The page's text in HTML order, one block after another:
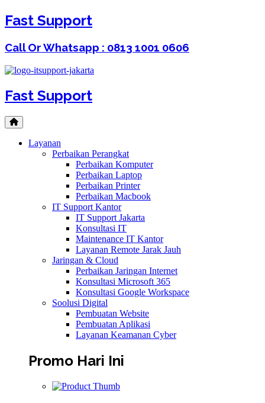
Fast Support
Call Or Whatsapp : 0813 1001 0606
Fast Support
Layanan
Perbaikan Perangkat
Perbaikan Komputer
Perbaikan Laptop
Perbaikan Printer
Perbaikan Macbook
IT Support Kantor
IT Support Jakarta
Konsultasi IT
Maintenance IT Kantor
Layanan Remote Jarak Jauh
Jaringan & Cloud
Perbaikan Jaringan Internet
Konsultasi Microsoft 365
Konsultasi Google Workspace
Soolusi Digital
Pembuatan Website
Pembuatan Aplikasi
Layanan Keamanan Cyber
Promo Hari Ini